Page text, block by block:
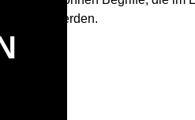
verlinkt werden.